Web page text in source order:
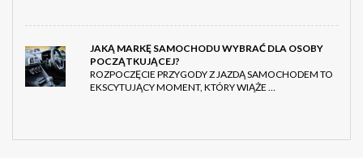
JAKĄ MARKĘ SAMOCHODU WYBRAĆ DLA OSOBY
POCZĄTKUJĄCEJ?
ROZPOCZĘCIE PRZYGODY Z JAZDĄ SAMOCHODEM TO
EKSCYTUJĄCY MOMENT, KTÓRY WIĄŻE …